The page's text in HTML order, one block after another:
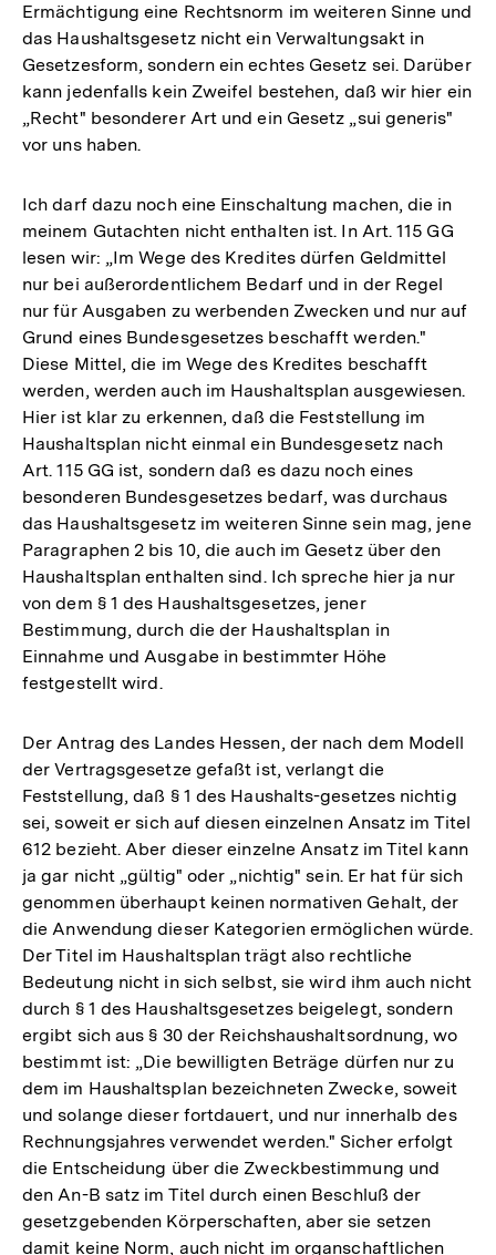
Ermächtigung eine Rechtsnorm im weiteren Sinne und
das Haushaltsgesetz nicht ein Verwaltungsakt in
Gesetzesform, sondern ein echtes Gesetz sei. Darüber
kann jedenfalls kein Zweifel bestehen, daß wir hier ein
„Recht" besonderer Art und ein Gesetz „sui generis"
vor uns haben.
Ich darf dazu noch eine Einschaltung machen, die in
meinem Gutachten nicht enthalten ist. In Art. 115 GG
lesen wir: „Im Wege des Kredites dürfen Geldmittel
nur bei außerordentlichem Bedarf und in der Regel
nur für Ausgaben zu werbenden Zwecken und nur auf
Grund eines Bundesgesetzes beschafft werden."
Diese Mittel, die im Wege des Kredites beschafft
werden, werden auch im Haushaltsplan ausgewiesen.
Hier ist klar zu erkennen, daß die Feststellung im
Haushaltsplan nicht einmal ein Bundesgesetz nach
Art. 115 GG ist, sondern daß es dazu noch eines
besonderen Bundesgesetzes bedarf, was durchaus
das Haushaltsgesetz im weiteren Sinne sein mag, jene
Paragraphen 2 bis 10, die auch im Gesetz über den
Haushaltsplan enthalten sind. Ich spreche hier ja nur
von dem § 1 des Haushaltsgesetzes, jener
Bestimmung, durch die der Haushaltsplan in
Einnahme und Ausgabe in bestimmter Höhe
festgestellt wird.
Der Antrag des Landes Hessen, der nach dem Modell
der Vertragsgesetze gefaßt ist, verlangt die
Feststellung, daß § 1 des Haushalts-gesetzes nichtig
sei, soweit er sich auf diesen einzelnen Ansatz im Titel
612 bezieht. Aber dieser einzelne Ansatz im Titel kann
ja gar nicht „gültig" oder „nichtig" sein. Er hat für sich
genommen überhaupt keinen normativen Gehalt, der
die Anwendung dieser Kategorien ermöglichen würde.
Der Titel im Haushaltsplan trägt also rechtliche
Bedeutung nicht in sich selbst, sie wird ihm auch nicht
durch § 1 des Haushaltsgesetzes beigelegt, sondern
ergibt sich aus § 30 der Reichshaushaltsordnung, wo
bestimmt ist: „Die bewilligten Beträge dürfen nur zu
dem im Haushaltsplan bezeichneten Zwecke, soweit
und solange dieser fortdauert, und nur innerhalb des
Rechnungsjahres verwendet werden." Sicher erfolgt
die Entscheidung über die Zweckbestimmung und
den An-B satz im Titel durch einen Beschluß der
gesetzgebenden Körperschaften, aber sie setzen
damit keine Norm, auch nicht im organschaftlichen